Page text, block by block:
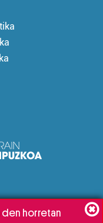
horretan